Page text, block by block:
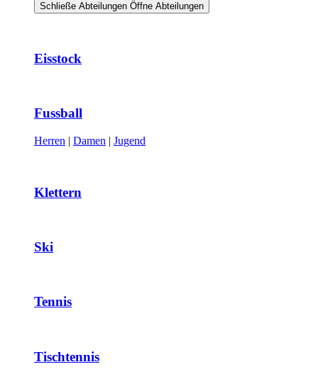
Schließe Abteilungen Öffne Abteilungen
Eisstock
Fussball
Herren | Damen | Jugend
Klettern
Ski
Tennis
Tischtennis